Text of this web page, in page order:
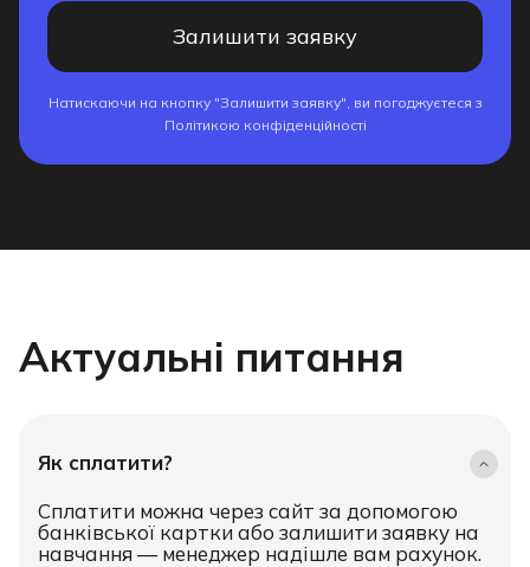
Залишити заявку
Натискаючи на кнопку "Залишити заявку", ви погоджуєтеся з
Політикою конфіденційності
Актуальні питання
Як сплатити?
Сплатити можна через сайт за допомогою
банківської картки або залишити заявку на
навчання — менеджер надішле вам рахунок.